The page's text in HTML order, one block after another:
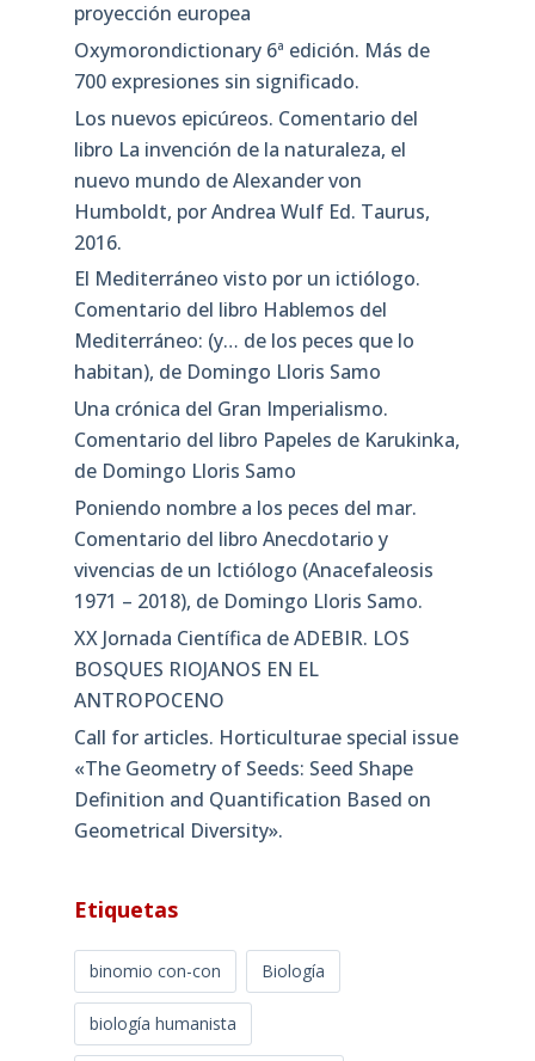
proyección europea
Oxymorondictionary 6ª edición. Más de
700 expresiones sin significado.
Los nuevos epicúreos. Comentario del
libro La invención de la naturaleza, el
nuevo mundo de Alexander von
Humboldt, por Andrea Wulf Ed. Taurus,
2016.
El Mediterráneo visto por un ictiólogo.
Comentario del libro Hablemos del
Mediterráneo: (y… de los peces que lo
habitan), de Domingo Lloris Samo
Una crónica del Gran Imperialismo.
Comentario del libro Papeles de Karukinka,
de Domingo Lloris Samo
Poniendo nombre a los peces del mar.
Comentario del libro Anecdotario y
vivencias de un Ictiólogo (Anacefaleosis
1971 – 2018), de Domingo Lloris Samo.
XX Jornada Científica de ADEBIR. LOS
BOSQUES RIOJANOS EN EL
ANTROPOCENO
Call for articles. Horticulturae special issue
«The Geometry of Seeds: Seed Shape
Definition and Quantification Based on
Geometrical Diversity»​.
Etiquetas
binomio con-con Biología
biología humanista